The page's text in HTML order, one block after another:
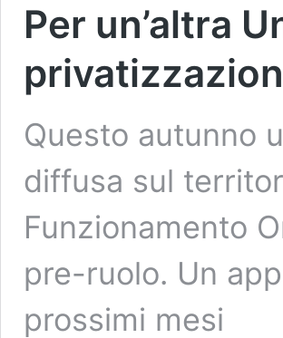
Per un’altra
Questo autunno
diffusa sul
Funzionamento
pre-ruolo. Un
prossimi mesi